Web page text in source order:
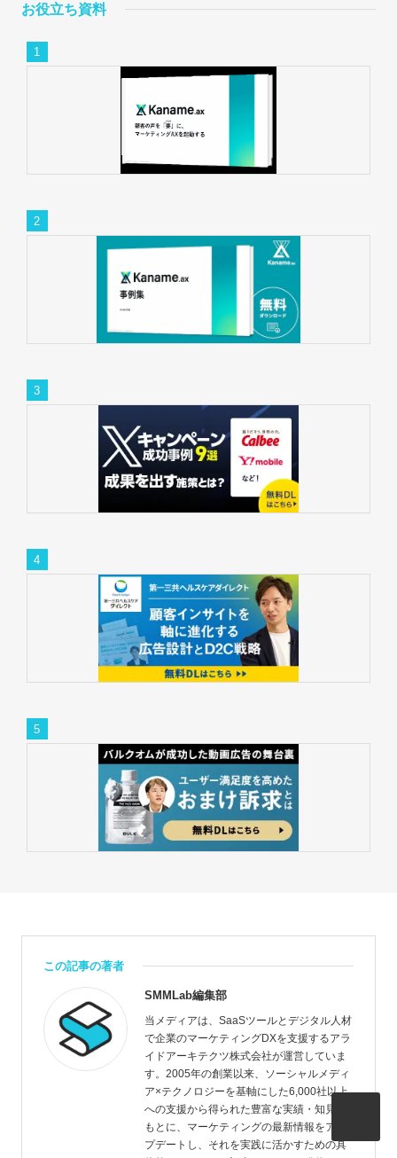
お役立ち資料
この記事の著者
SMMLab編集部
当メディアは、SaaSツールとデジタル人材
で企業のマーケティングDXを支援するアラ
イドアーキテクツ株式会社が運営していま
す。2005年の創業以来、ソーシャルメディ
ア×テクノロジーを基軸にした6,000社以上
への支援から得られた豊富な実績・知見を
もとに、マーケティングの最新情報をアッ
プデートし、それを実践に活かすための具